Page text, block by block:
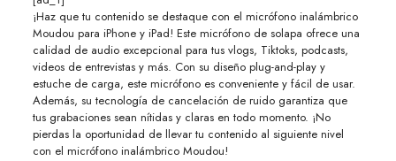
¡Haz que tu contenido se destaque con el micrófono inalámbrico
Moudou para iPhone y iPad! Este micrófono de solapa ofrece una
calidad de audio excepcional para tus vlogs, Tiktoks, podcasts,
videos de entrevistas y más. Con su diseño plug-and-play y
estuche de carga, este micrófono es conveniente y fácil de usar.
Además, su tecnología de cancelación de ruido garantiza que
tus grabaciones sean nítidas y claras en todo momento. ¡No
pierdas la oportunidad de llevar tu contenido al siguiente nivel
con el micrófono inalámbrico Moudou!